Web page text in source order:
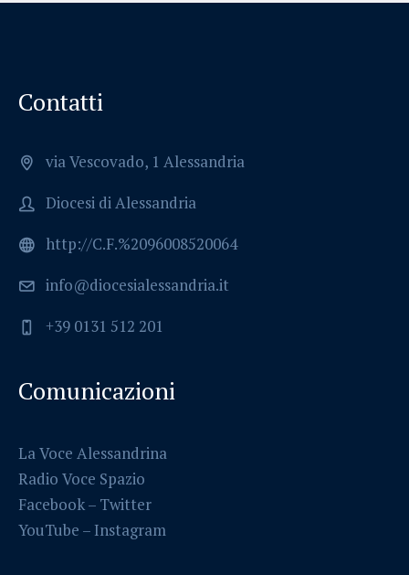
Contatti
via Vescovado, 1 Alessandria
Diocesi di Alessandria
http://C.F.%2096008520064
info@diocesialessandria.it
+39 0131 512 201
Comunicazioni
La Voce Alessandrina
Radio Voce Spazio
Facebook– Twitter
YouTube – Instagram